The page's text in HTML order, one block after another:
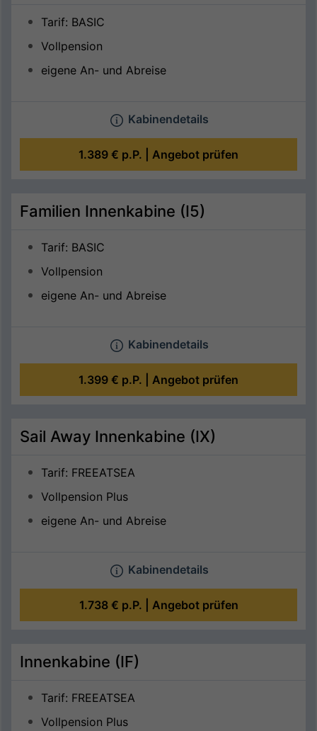
Tarif: BASIC
Vollpension
eigene An- und Abreise
Kabinendetails
1.389 € p.P. | Angebot prüfen
Familien Innenkabine (I5)
Tarif: BASIC
Vollpension
eigene An- und Abreise
Kabinendetails
1.399 € p.P. | Angebot prüfen
Sail Away Innenkabine (IX)
Tarif: FREEATSEA
Vollpension Plus
eigene An- und Abreise
Kabinendetails
1.738 € p.P. | Angebot prüfen
Innenkabine (IF)
Tarif: FREEATSEA
Vollpension Plus